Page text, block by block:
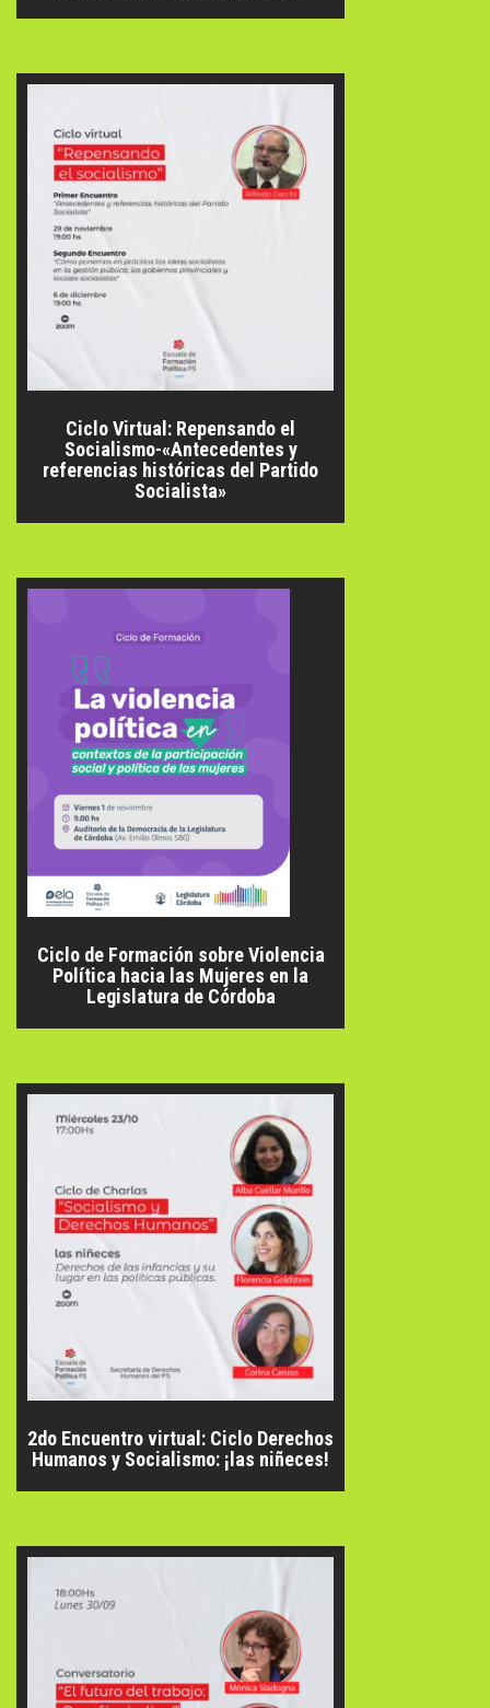
Ciclo Virtual: Repensando el
Socialismo-«Antecedentes y
referencias históricas del Partido
Socialista»
Ciclo de Formación sobre Violencia
Política hacia las Mujeres en la
Legislatura de Córdoba
2do Encuentro virtual: Ciclo Derechos
Humanos y Socialismo: ¡las niñeces!